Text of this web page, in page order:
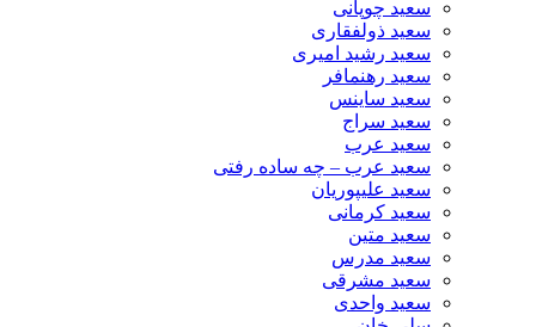
سعید چوپانی
سعید ذولفقاری
سعید رشید امیری
سعید رهنمافر
سعید ساینس
سعید سراج
سعید عرب
سعید عرب – چه ساده رفتی
سعید علیپوریان
سعید کرمانی
سعید متین
سعید مدرس
سعید مشرقی
سعید واحدی